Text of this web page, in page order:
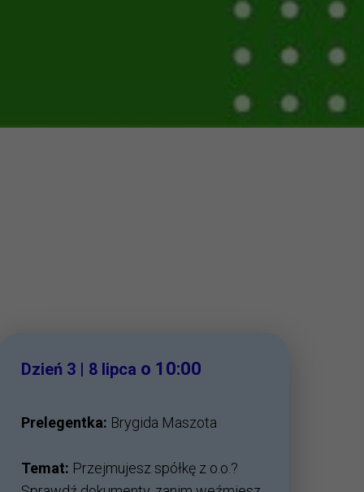
Dzień 3 | 8 lipca o 10:00
Prelegentka: Brygida Maszota
Temat: Przejmujesz spółkę z o.o.?